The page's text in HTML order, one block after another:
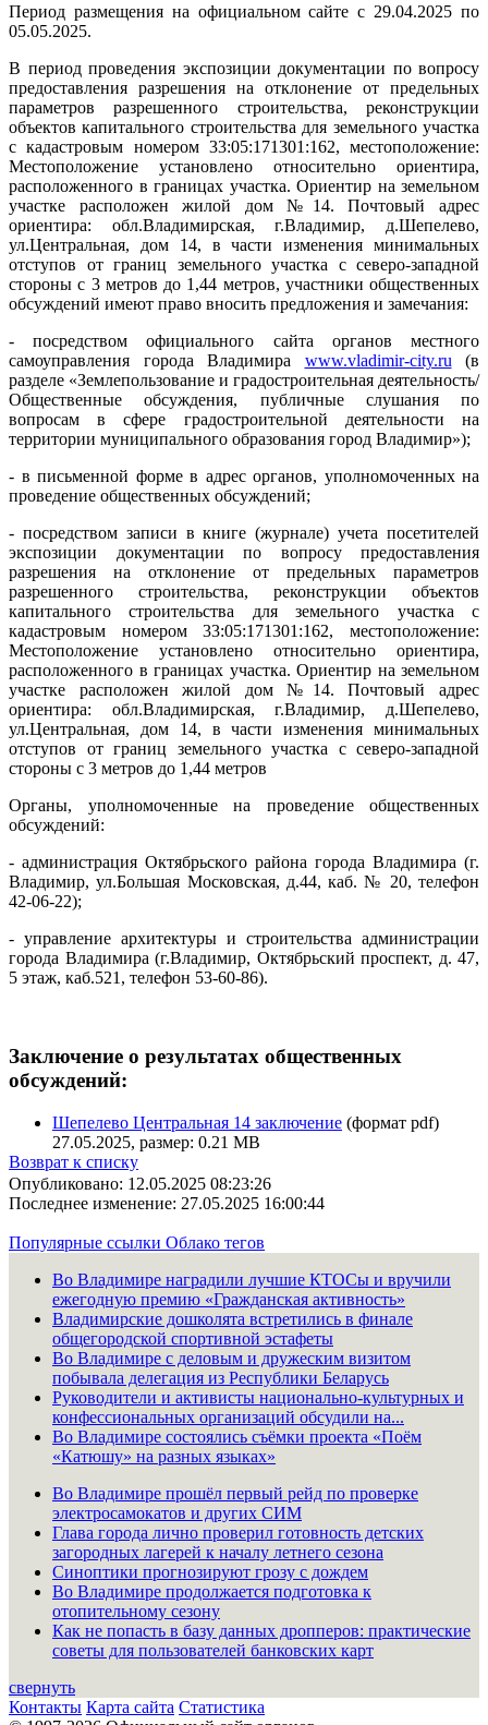
Период размещения на официальном сайте с 29.04.2025 по
05.05.2025.
В период проведения экспозиции документации по вопросу
предоставления разрешения на отклонение от предельных
параметров разрешенного строительства, реконструкции
объектов капитального строительства для земельного участка
с кадастровым номером 33:05:171301:162, местоположение:
Местоположение установлено относительно ориентира,
расположенного в границах участка. Ориентир на земельном
участке расположен жилой дом №14. Почтовый адрес
ориентира: обл.Владимирская, г.Владимир, д.Шепелево,
ул.Центральная, дом 14, в части изменения минимальных
отступов от границ земельного участка с северо-западной
стороны с 3 метров до 1,44 метров, участники общественных
обсуждений имеют право вносить предложения и замечания:
- посредством официального сайта органов местного
самоуправления города Владимира www.vladimir-city.ru (в
разделе «Землепользование и градостроительная деятельность/
Общественные обсуждения, публичные слушания по
вопросам в сфере градостроительной деятельности на
территории муниципального образования город Владимир»);
- в письменной форме в адрес органов, уполномоченных на
проведение общественных обсуждений;
- посредством записи в книге (журнале) учета посетителей
экспозиции документации по вопросу предоставления
разрешения на отклонение от предельных параметров
разрешенного строительства, реконструкции объектов
капитального строительства для земельного участка с
кадастровым номером 33:05:171301:162, местоположение:
Местоположение установлено относительно ориентира,
расположенного в границах участка. Ориентир на земельном
участке расположен жилой дом №14. Почтовый адрес
ориентира: обл.Владимирская, г.Владимир, д.Шепелево,
ул.Центральная, дом 14, в части изменения минимальных
отступов от границ земельного участка с северо-западной
стороны с 3 метров до 1,44 метров
Органы, уполномоченные на проведение общественных
обсуждений:
- администрация Октябрьского района города Владимира (г.
Владимир, ул.Большая Московская, д.44, каб. № 20, телефон
42-06-22);
- управление архитектуры и строительства администрации
города Владимира (г.Владимир, Октябрьский проспект, д. 47,
5 этаж, каб.521, телефон 53-60-86).
Заключение о результатах общественных
обсуждений:
Шепелево Центральная 14 заключение (формат pdf)
27.05.2025, размер: 0.21 MB
Возврат к списку
Опубликовано: 12.05.2025 08:23:26
Последнее изменение: 27.05.2025 16:00:44
Популярные ссылки Облако тегов
Во Владимире наградили лучшие КТОСы и вручили
ежегодную премию «Гражданская активность»
Владимирские дошколята встретились в финале
общегородской спортивной эстафеты
Во Владимире с деловым и дружеским визитом
побывала делегация из Республики Беларусь
Руководители и активисты национально-культурных и
конфессиональных организаций обсудили на...
Во Владимире состоялись съёмки проекта «Поём
«Катюшу» на разных языках»
Во Владимире прошёл первый рейд по проверке
электросамокатов и других СИМ
Глава города лично проверил готовность детских
загородных лагерей к началу летнего сезона
Синоптики прогнозируют грозу с дождем
Во Владимире продолжается подготовка к
отопительному сезону
Как не попасть в базу данных дропперов: практические
советы для пользователей банковских карт
свернуть
Контакты Карта сайта Статистика